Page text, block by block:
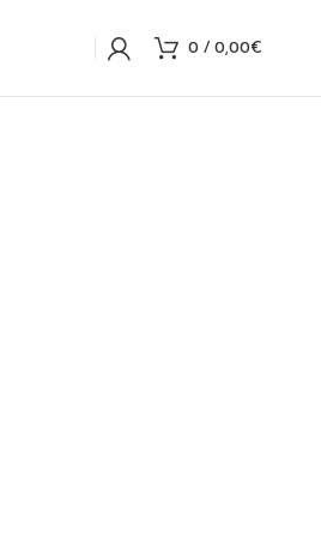
0/ 0,00€